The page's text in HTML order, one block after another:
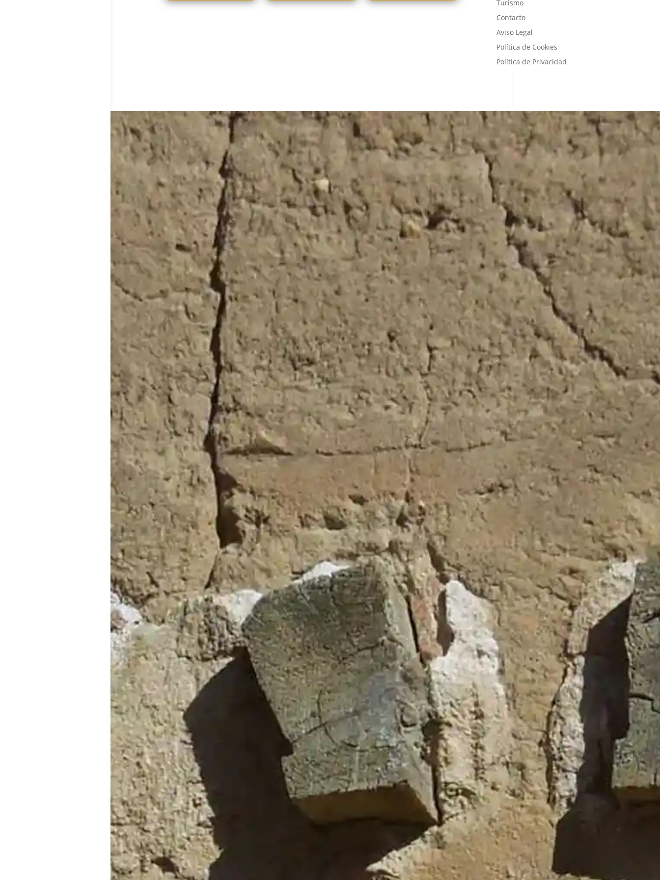
Turismo
Contacto
Aviso Legal
Política de Cookies
Política de Privacidad
Por favor, los campos del formulario marcados con asterisco * son obligatorios.
Acepto la totalidad de condiciones del
Aviso
Legal, Política de Privacidady la recepción de
comunicaciones, promociones, ofertas y
comunicaciones comerciales.
El Cubillo de
Uceda
Dirección:Plaza Mayor Nº1
Código Postal:El Cubillo de
Uceda, 19186
Email:
info@elcubillodeuceda.com
Teléfono: 949 856 080
Horario:Lunes de 10:00 a
13:00
Página Web:
www.elcubillodeuceda.com
Últimos Bandos
Incendios Forestales 31 de julio
de 2026
Fiestas El Cubillo 2026 29 de
julio de 2026
Visita a la Ganadería
9 de julio
de 2026
Plaza de Toros
9 de julio de
2026
Decreto de Convocatoria 25 de
junio de 2026
Historial
Tablón de Bandos 2017 (7)
Tablón de Bandos 2018
(4)
Tablón de Bandos 2019(2)
Tablón de Bandos 2020(2)
Tablón de Bandos 2021
(6)
Tablón de Bandos 2022
(6)
(15)
(8)
Tablón de Bandos 2025(19)
Tablón de Bandos 2026(9)
Últimas
Noticias
Guadalajara
Mallas de sombreo para
mitigar el estrés térmico en
cultivos hortícolas
Ayuntamiento Toledo llama
a la responsabilidad por la
posible concentración de
público en el Valle el día del
eclipse
El Gobierno regional trabaja
con agricultores y
ganaderos para evaluar los
daños del incendio de La
Mierla y definir las ayudas
El Gobierno regional
escucha al sector ganadero
para mejorar las ayudas
preventivas frente a los
ataques de lobo
Globalcaja vuelve a
respaldar la Tómbola de
Cáritas, que abre sus
puertas con la mirada
puesta en su próximo 75º